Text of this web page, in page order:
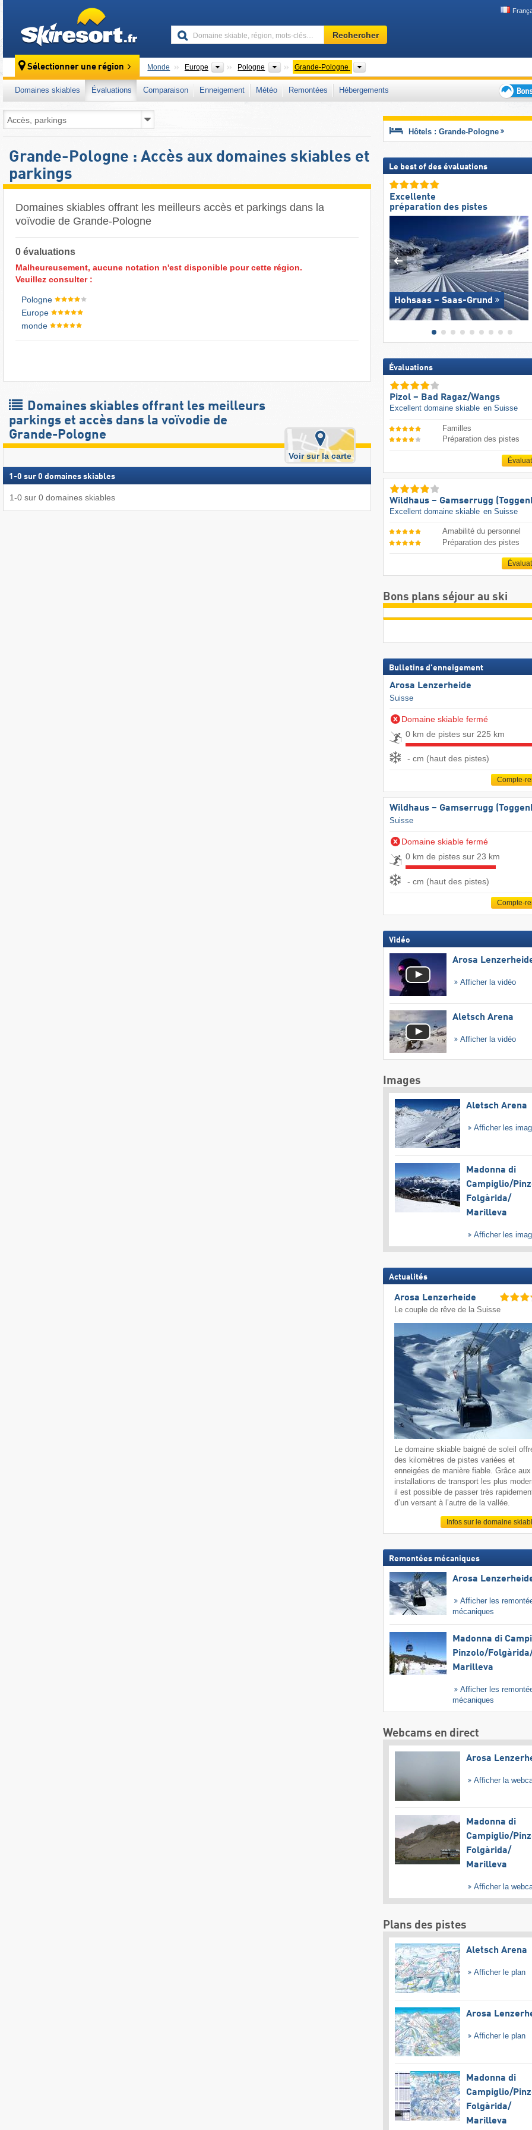
Domaine
skiable,
mots-
clés…
Rechercher
Sélectionner une région Monde Europe Continents
Pologne PaysGrande-Pologne
Domaines skiables Évaluations Comparaison Enneigement Météo Remontées
Hébergements
plans
séjour
Grande-Pologne : Accès aux domaines skiables et
parkings
Domaines skiables offrant les meilleurs accès et parkings dans la
voïvodie de Grande-Pologne
0 évaluations
Malheureusement, aucune notation n'est disponible pour cette région.
Veuillez consulter :
Pologne
Europe
monde
Domaines skiables offrant les meilleurs
parkings et accès dans la voïvodie de
Grande-Pologne
Voir sur la carte
1 -0 sur0 domaines skiables
1-0 sur 0 domaines skiables
Hôtels : Grande-Pologne
Le best of des évaluations
Excellente
préparation des pistes
Hohsaas – Saas-Grund
Évaluations
Pizol – Bad Ragaz/​Wangs
Excellent domaine skiable en Suisse
Familles
Préparation des pistes
Wildhaus – Gamserrugg
Excellent domaine skiable en Suisse
Amabilité du personnel
Préparation des pistes
Bons plans séjour au ski
Bulletins d'enneigement
Arosa Lenzerheide
Suisse
Domaine skiable fermé
0 km de pistes sur 225 km
- cm (haut des pistes)
Compte-
Wildhaus – Gamserrugg
Suisse
Domaine skiable fermé
0 km de pistes sur 23 km
- cm (haut des pistes)
Compte-
Vidéo
Arosa
Afficher la vidéo
Aletsch Arena
Afficher la vidéo
Images
Aletsch Arena
Afficher les
Madonna di
Campiglio/​
Folgàrida/​
Marilleva
Afficher les
Actualités
Arosa Lenzerheide
Le couple de rêve de la Suisse
Le domaine skiable baigné de soleil
des kilomètres de pistes variées et
enneigées de manière fiable. Grâce aux
installations de transport les plus
il est possible de passer très
d’un versant à l’autre de la vallée.
Infos sur le domaine
Remontées mécaniques
Arosa
Afficher les
mécaniques
Madonna di
Pinzolo/​
Marilleva
Afficher les
mécaniques
Webcams en direct
Arosa
Afficher la
Madonna di
Campiglio/​
Folgàrida/​
Marilleva
Afficher la
Plans des pistes
Aletsch Arena
Afficher le plan
Arosa
Afficher le plan
Madonna di
Campiglio/​
Folgàrida/​
Marilleva